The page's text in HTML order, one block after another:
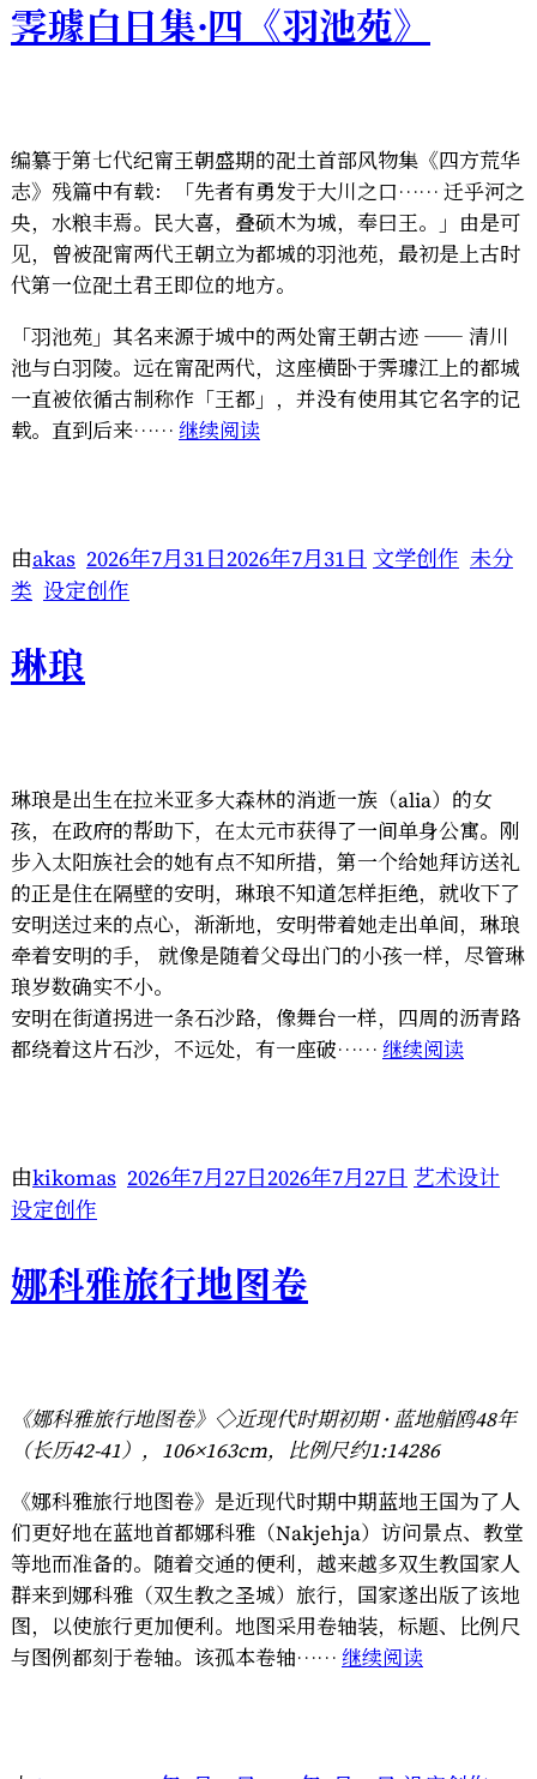
霁璩白日集·四《羽池苑》
编纂于第七代纪甯王朝盛期的巶土首部风物集《四方荒华
志》残篇中有载：「先者有勇发于大川之口…… 迁乎河之
央，水粮丰焉。民大喜，叠硕木为城，奉曰王。」由是可
见，曾被巶甯两代王朝立为都城的羽池苑，最初是上古时
代第一位巶土君王即位的地方。
「羽池苑」其名来源于城中的两处甯王朝古迹 —— 清川
池与白羽陵。远在甯巶两代，这座横卧于霁璩江上的都城
一直被依循古制称作「王都」，并没有使用其它名字的记
载。直到后来…… 继续阅读“霁
集
由akas 2026年7月31日2026年7月31日 文学创作 未分
类 设定创作
琳琅
琳琅是出生在拉米亚多大森林的消逝一族（alia）的女
孩，在政府的帮助下，在太元市获得了一间单身公寓。刚
步入太阳族社会的她有点不知所措，第一个给她拜访送礼
的正是住在隔壁的安明，琳琅不知道怎样拒绝，就收下了
安明送过来的点心，渐渐地，安明带着她走出单间，琳琅
牵着安明的手， 就像是随着父母出门的小孩一样，尽管琳
琅岁数确实不小。
安明在街道拐进一条石沙路，像舞台一样，四周的沥青路
都绕着这片石沙，不远处，有一座破…… 继续阅读“琳
由kikomas 2026年7月27日2026年7月27日 艺术设计
设定创作
娜科雅旅行地图卷
《娜科雅旅行地图卷》◇近现代时期初期 · 蓝地艏鸥48年
（长历42-41），106×163cm，比例尺约1:14286
《娜科雅旅行地图卷》是近现代时期中期蓝地王国为了人
们更好地在蓝地首都娜科雅（Nakjehja）访问景点、教堂
等地而准备的。随着交通的便利，越来越多双生教国家人
群来到娜科雅（双生教之圣城）旅行，国家遂出版了该地
图，以使旅行更加便利。地图采用卷轴装，标题、比例尺
与图例都刻于卷轴。该孤本卷轴…… 继续阅读“娜